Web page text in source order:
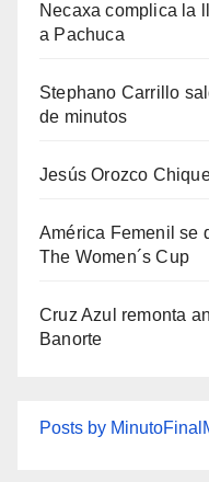
Necaxa complica la
a Pachuca
Stephano Carrillo
de minutos
Jesús Orozco
América Femenil se
The Women´s Cup
Cruz Azul remonta
Banorte
Posts by